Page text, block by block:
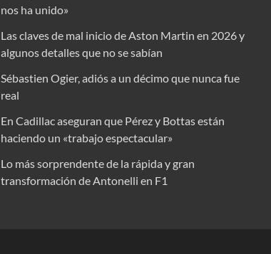
nos ha unido»
Las claves de mal inicio de Aston Martin en 2026 y
algunos detalles que no se sabían
Sébastien Ogier, adiós a un décimo que nunca fue
real
En Cadillac aseguran que Pérez y Bottas están
haciendo un «trabajo espectacular»
Lo más sorprendente de la rápida y gran
transformación de Antonelli en F1